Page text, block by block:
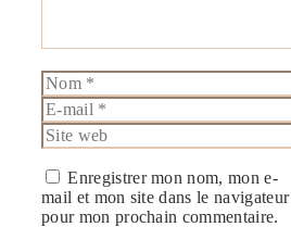
Nom
E-
mail
Site
web
Enregistrer mon nom, mon e-
mail et mon site dans le navigateur
pour mon prochain commentaire.